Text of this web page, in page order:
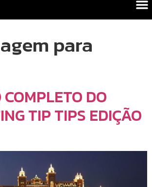
para
COMPLETO DO
TIP TIPS EDIÇÃO